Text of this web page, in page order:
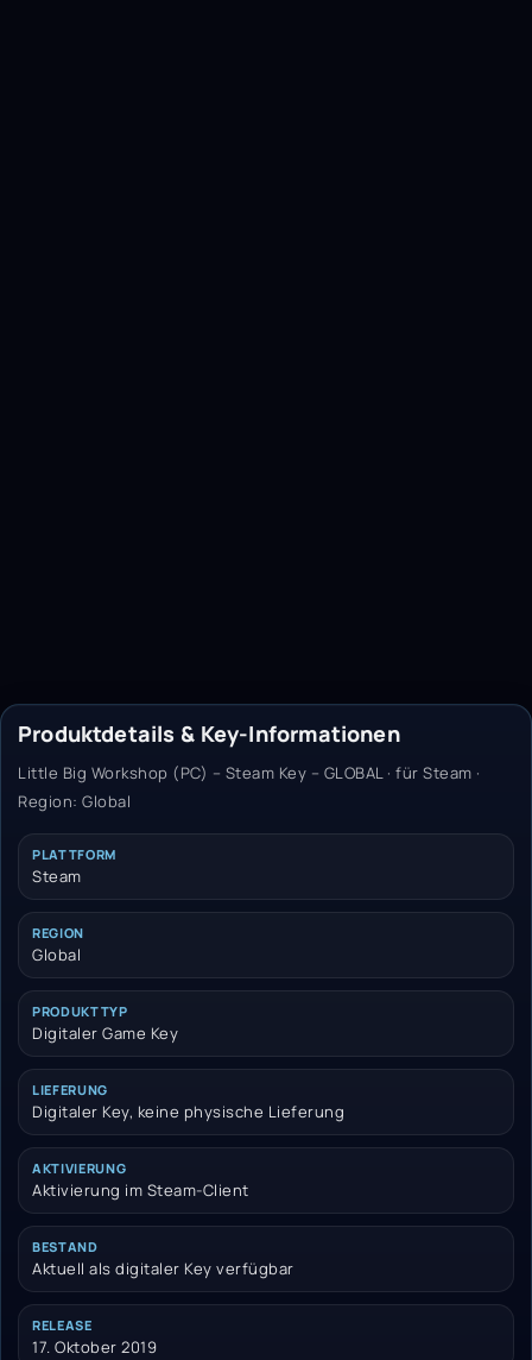
Produktdetails & Key-Informationen
Little Big Workshop (PC) – Steam Key – GLOBAL · für Steam ·
Region: Global
PLATTFORM
Steam
REGION
Global
PRODUKTTYP
Digitaler Game Key
LIEFERUNG
Digitaler Key, keine physische Lieferung
AKTIVIERUNG
Aktivierung im Steam-Client
BESTAND
Aktuell als digitaler Key verfügbar
RELEASE
17. Oktober 2019